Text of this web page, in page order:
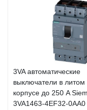
3VA автоматические
выключатели в литом
корпусе до 250 A
3VA1463-4EF32-0AA0